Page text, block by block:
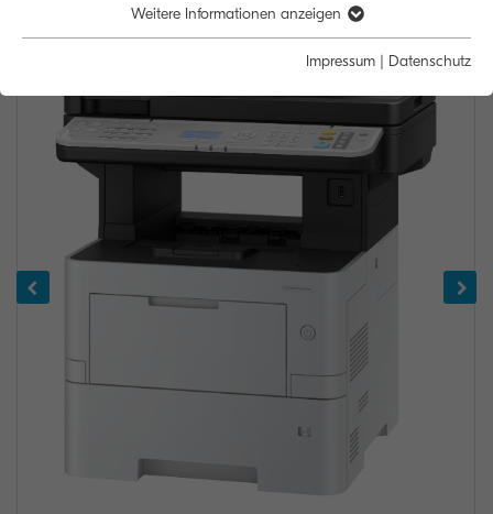
Weitere Informationen anzeigen
Impressum | Datenschutz